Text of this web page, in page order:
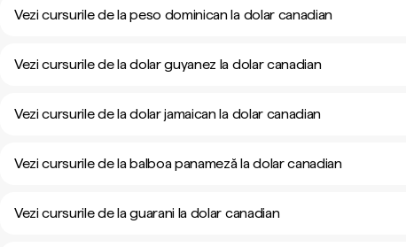
Vezi cursurile de la peso dominican la dolar canadian
Vezi cursurile de la dolar guyanez la dolar canadian
Vezi cursurile de la dolar jamaican la dolar canadian
Vezi cursurile de la balboa panameză la dolar canadian
Vezi cursurile de la guarani la dolar canadian